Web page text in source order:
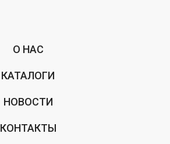
О НАС
КАТАЛОГИ
НОВОСТИ
КОНТАКТЫ